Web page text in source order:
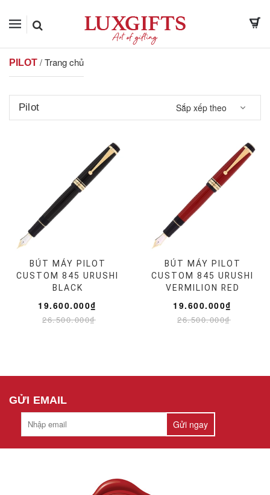
PILOT / Trang chủ
Pilot Sắp xếp theo
BÚT MÁY PILOT
CUSTOM 845 URUSHI
BLACK
19.600.000₫
26.500.000₫
BÚT MÁY PILOT
CUSTOM 845 URUSHI
VERMILION RED
19.600.000₫
26.500.000₫
GỬI EMAIL
Gửi ngay